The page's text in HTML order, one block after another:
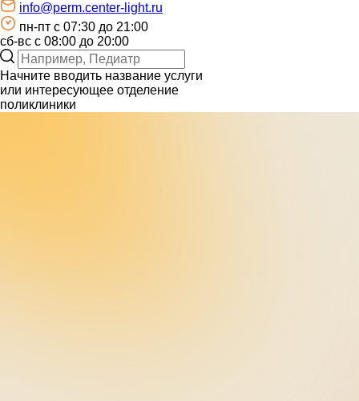
info@perm.center-light.ru
пн-пт c 07:30 до 21:00
сб-вс с 08:00 до 20:00
Начните вводить название услуги
или интересующее отделение
поликлиники